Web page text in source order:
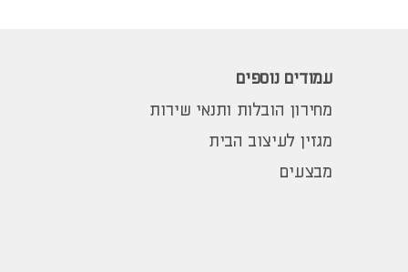
עמודים נוספים
מחירון הובלות ותנאי שירות
מגזין לעיצוב הבית
מבצעים